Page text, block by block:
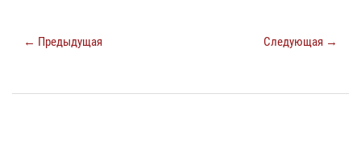
← Предыдущая Следующая →